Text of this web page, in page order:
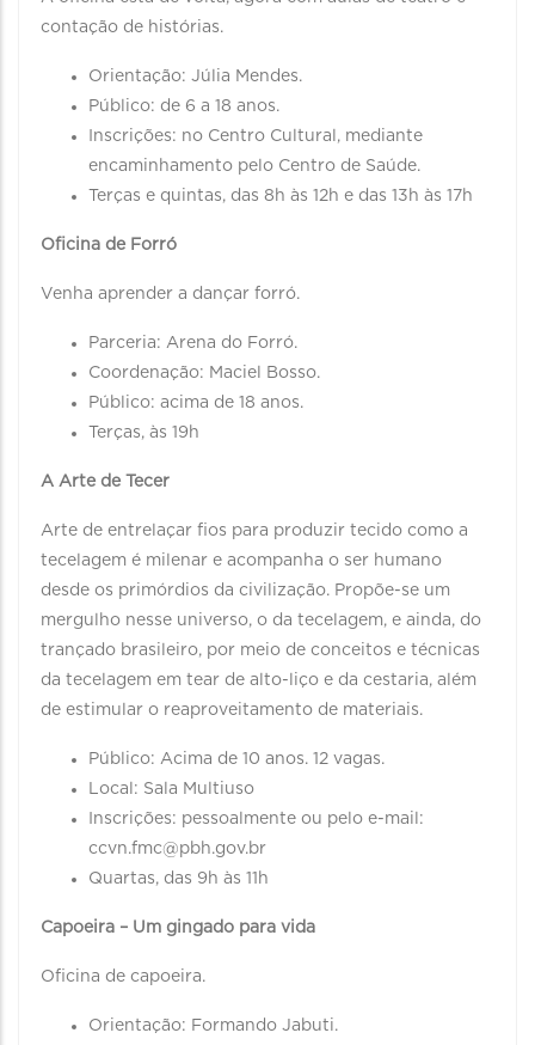
contação de histórias.
Orientação: Júlia Mendes.
Público: de 6 a 18 anos.
Inscrições: no Centro Cultural, mediante
encaminhamento pelo Centro de Saúde.
Terças e quintas, das 8h às 12h e das 13h às 17h
Oficina de Forró
Venha aprender a dançar forró.
Parceria: Arena do Forró.
Coordenação: Maciel Bosso.
Público: acima de 18 anos.
Terças, às 19h
A Arte de Tecer
Arte de entrelaçar fios para produzir tecido como a
tecelagem é milenar e acompanha o ser humano
desde os primórdios da civilização. Propõe-se um
mergulho nesse universo, o da tecelagem, e ainda, do
trançado brasileiro, por meio de conceitos e técnicas
da tecelagem em tear de alto-liço e da cestaria, além
de estimular o reaproveitamento de materiais.
Público: Acima de 10 anos. 12 vagas.
Local: Sala Multiuso
Inscrições: pessoalmente ou pelo e-mail:
ccvn.fmc@pbh.gov.br
Quartas, das 9h às 11h
Capoeira – Um gingado para vida
Oficina de capoeira.
Orientação: Formando Jabuti.